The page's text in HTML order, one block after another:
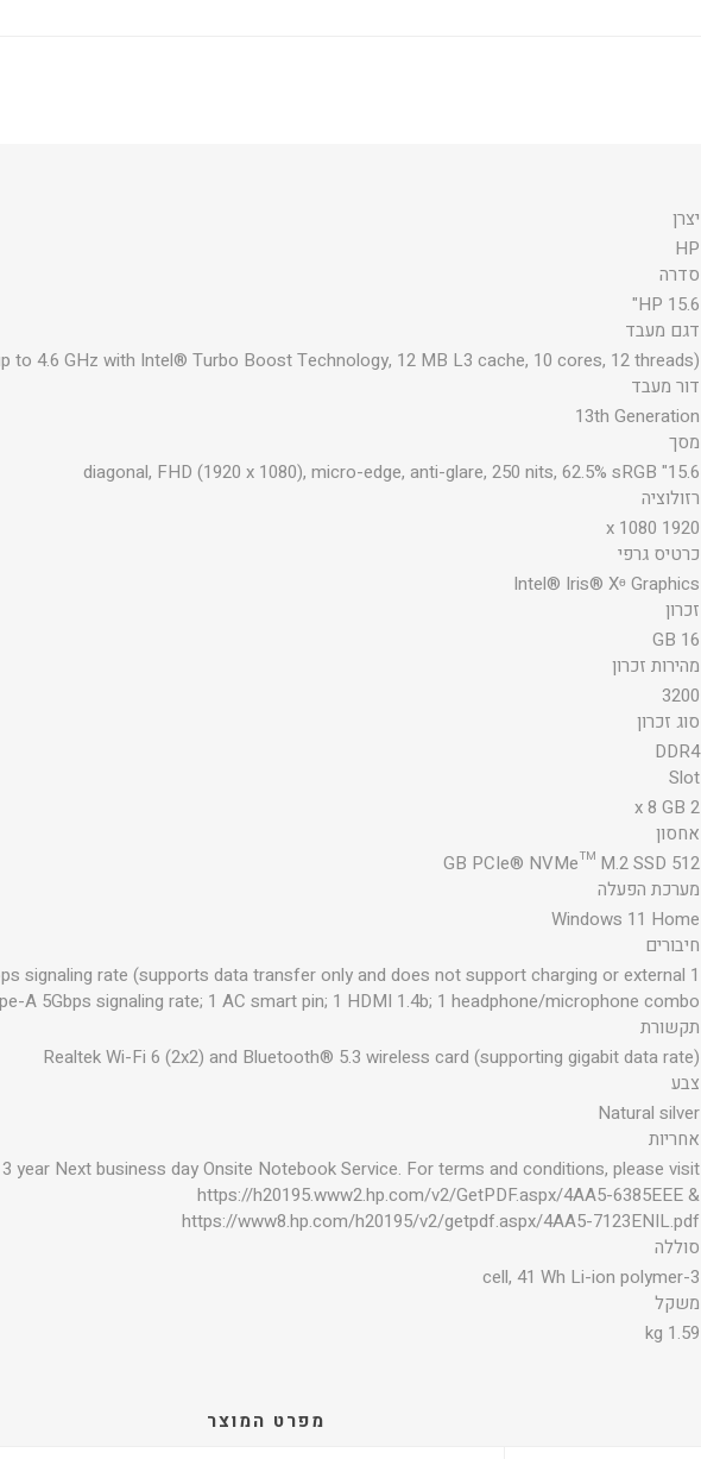
יצרן
HP
סדרה
HP 15.6"
דגם מעבד
to 4.6 GHz with Intel® Turbo Boost Technology, 12 MB L3 cache, 10 cores, 12 threads)
דור מעבד
13th Generation
מסך
15.6" diagonal, FHD (1920 x 1080), micro-edge, anti-glare, 250 nits, 62.5% sRGB
רזולוציה
1920 x 1080
כרטיס גרפי
Intel® Iris® Xᶱ Graphics
זכרון
16 GB
מהירות זכרון
3200
סוג זכרון
DDR4
Slot
2 x 8 GB
אחסון
512 GB PCIe® NVMe™ M.2 SSD
מערכת הפעלה
Windows 11 Home
חיבורים
signaling rate (supports data transfer only and does not support charging or external
A 5Gbps signaling rate; 1 AC smart pin; 1 HDMI 1.4b; 1 headphone/microphone combo
תקשורת
Realtek Wi-Fi 6 (2x2) and Bluetooth® 5.3 wireless card (supporting gigabit data rate)
צבע
Natural silver
אחריות
year Next business day Onsite Notebook Service. For terms and conditions, please visit
https://h20195.www2.hp.com/v2/GetPDF.aspx/4AA5-6385EEE &
https://www8.hp.com/h20195/v2/getpdf.aspx/4AA5-7123ENIL.pdf
סוללה
3-cell, 41 Wh Li-ion polymer
משקל
1.59 kg
מפרט המוצר